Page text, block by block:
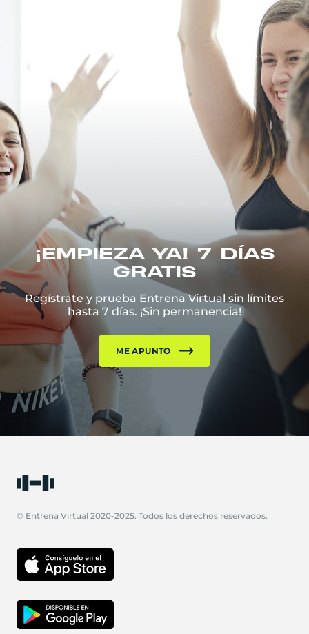
¡EMPIEZA YA!7 DÍAS
GRATIS
Regístrate y prueba Entrena Virtual sin límites
hasta 7 días. ¡Sin permanencia!
ME APUNTO
© Entrena Virtual 2020-2025. Todos los derechos reservados.